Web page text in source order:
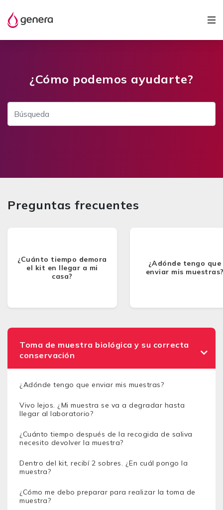
¿Cómo podemos ayudarte?
Preguntas frecuentes
¿Cuánto tiempo demora
el kit en llegar a mi
casa?
¿Adónde tengo que
enviar mis
Toma de muestra biológica y su correcta
conservación
¿Adónde tengo que enviar mis muestras?
Vivo lejos. ¿Mi muestra se va a degradar hasta
llegar al laboratorio?
¿Cuánto tiempo después de la recogida de saliva
necesito devolver la muestra?
Dentro del kit, recibí 2 sobres. ¿En cuál pongo la
muestra?
¿Cómo me debo preparar para realizar la toma de
muestra?